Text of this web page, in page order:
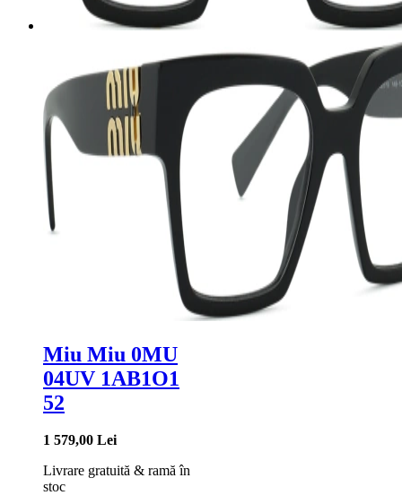
Miu Miu 0MU
04UV 1AB1O1
52
1 579,00 Lei
Livrare gratuită & ramă în
stoc